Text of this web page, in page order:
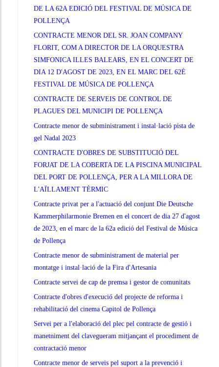
DE LA 62A EDICIÓ DEL FESTIVAL DE MÚSICA DE
POLLENÇA
CONTRACTE MENOR DEL SR. JOAN COMPANY
FLORIT, COM A DIRECTOR DE LA ORQUESTRA
SIMFONICA ILLES BALEARS, EN EL CONCERT DE
DIA 12 D'AGOST DE 2023, EN EL MARC DEL 62È
FESTIVAL DE MÚSICA DE POLLENÇA
CONTRACTE DE SERVEIS DE CONTROL DE
PLAGUES DEL MUNICIPI DE POLLENÇA
Contracte menor de subministrament i instal·lació pista de
gel Nadal 2023
CONTRACTE D'OBRES DE SUBSTITUCIÓ DEL
FORJAT DE LA COBERTA DE LA PISCINA MUNICIPAL
DEL PORT DE POLLENÇA, PER A LA MILLORA DE
L'AÏLLAMENT TÈRMIC
Contracte privat per a l'actuació del conjunt Die Deutsche
Kammerphilarmonie Bremen en el concert de dia 27 d'agost
de 2023, en el marc de la 62a edició del Festival de Música
de Pollença
Contracte menor de subministrament de material per
montatge i instal·lació de la Fira d'Artesania
Contracte servei de cap de premsa i gestor de comunitats
Contracte d'obres d'execució del projecte de reforma i
rehabilitació del cinema Capitol de Pollença
Servei per a l'elaboració del plec pel contracte de gestió i
manetniment del clavegueram mitjançant el procediment de
contractació menor
Contracte menor de serveis pel suport a la prevenció i